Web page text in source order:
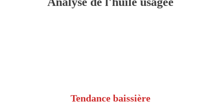
Tendance baissière